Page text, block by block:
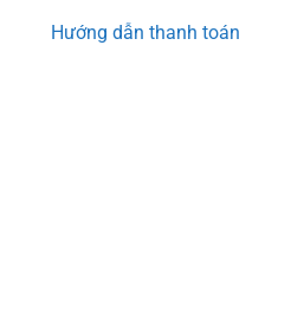
Hướng dẫn thanh toán